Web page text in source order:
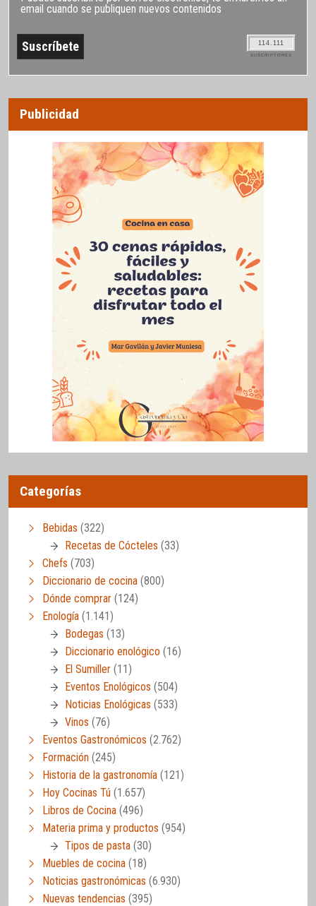
email cuando se publiquen nuevos contenidos
114.111
SUSCRIPTORES
Publicidad
Categorías
Bebidas (322)
Recetas de Cócteles (33)
Chefs (703)
Diccionario de cocina (800)
Dónde comprar (124)
Enología (1.141)
Bodegas (13)
Diccionario enológico (16)
El Sumiller (11)
Eventos Enológicos (504)
Noticias Enológicas (533)
Vinos (76)
Eventos Gastronómicos (2.762)
Formación (245)
Historia de la gastronomía (121)
Hoy Cocinas Tú (1.657)
Libros de Cocina (496)
Materia prima y productos (954)
Tipos de pasta (30)
Muebles de cocina (18)
Noticias gastronómicas (6.930)
Nuevas tendencias (395)